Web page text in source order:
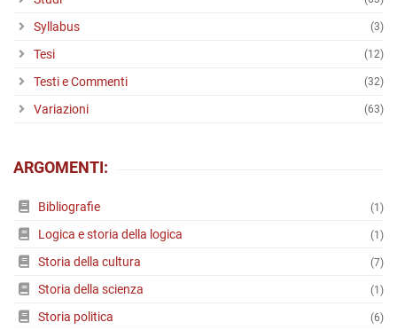
Syllabus (3)
Tesi (12)
Testi e Commenti (32)
Variazioni (63)
ARGOMENTI:
Bibliografie (1)
Logica e storia della logica (1)
Storia della cultura (7)
Storia della scienza (1)
Storia politica (6)